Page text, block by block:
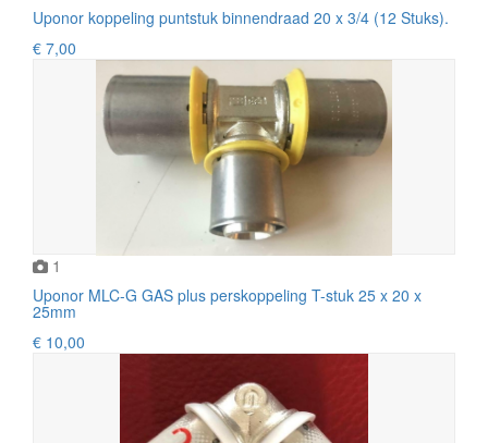
Uponor koppeling puntstuk binnendraad 20 x 3/4 (12 Stuks).
€ 7,00
1
Uponor MLC-G GAS plus perskoppeling T-stuk 25 x 20 x
25mm
€ 10,00